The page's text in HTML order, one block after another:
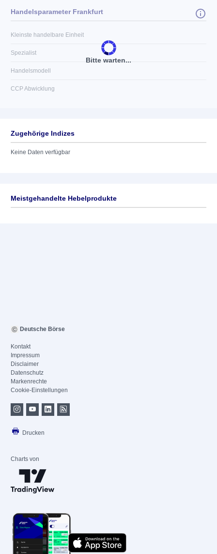
Bitte warten...
Handelsparameter Frankfurt
Kleinste handelbare Einheit
Spezialist
Handelsmodell
CCP Abwicklung
Zugehörige Indizes
Keine Daten verfügbar
Meistgehandelte Hebelprodukte
Deutsche Börse
Kontakt
Impressum
Disclaimer
Datenschutz
Markenrechte
Cookie-Einstellungen
Drucken
Charts von